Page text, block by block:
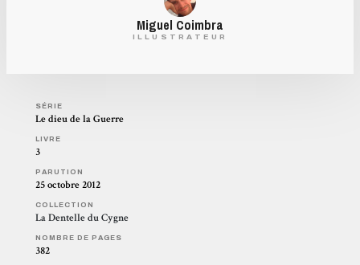
Miguel Coimbra
ILLUSTRATEUR
SÉRIE
Le dieu de la Guerre
LIVRE
3
PARUTION
25 octobre 2012
COLLECTION
La Dentelle du Cygne
NOMBRE DE PAGES
382